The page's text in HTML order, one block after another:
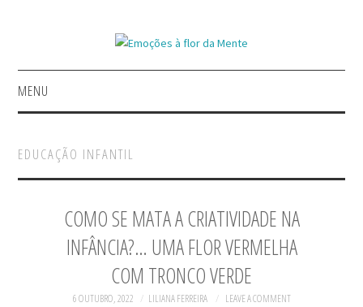
MENU
A INSPIRAR
REFLETIR COM CONTOS
EDUCAÇÃO INFANTIL
COMO SE MATA A CRIATIVIDADE NA
INFÂNCIA?… UMA FLOR VERMELHA
COM TRONCO VERDE
6 OUTUBRO, 2022 LILIANA FERREIRA LEAVE A COMMENT